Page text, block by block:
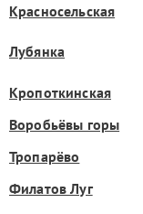
Красносельская
Лубянка
Кропоткинская
Воробьёвы горы
Тропарёво
Филатов Луг